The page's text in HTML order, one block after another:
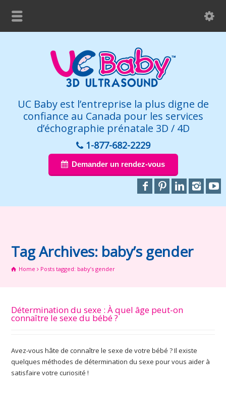
UC Baby est l’entreprise la plus digne de
confiance au Canada pour les services
d’échographie prénatale 3D / 4D
1-877-682-2229
Demander un rendez-vous
Tag Archives: baby’s gender
Home Posts tagged: baby’s gender
Détermination du sexe : À quel âge peut-on
connaître le sexe du bébé ?
Avez-vous hâte de connaître le sexe de votre bébé ? Il existe
quelques méthodes de détermination du sexe pour vous aider à
satisfaire votre curiosité !